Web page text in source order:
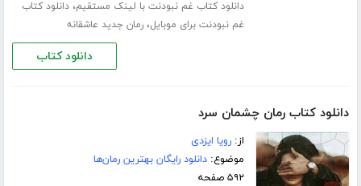
دانلود کتاب غم نبودنت با لینک مستقیم،دانلود کتاب
غم نبودنت برای موبایل،رمان جدید عاشقانه
دانلود کتاب
دانلود کتاب رمان چشمان سرد
از:رویا ایزدی
موضوع:دانلود رایگان بهترین رمان‌ها
۵۹۲ صفحه